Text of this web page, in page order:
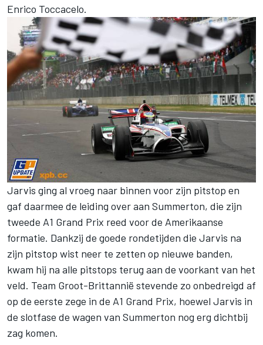
Enrico Toccacelo.
Jarvis ging al vroeg naar binnen voor zijn pitstop en
gaf daarmee de leiding over aan Summerton, die zijn
tweede A1 Grand Prix reed voor de Amerikaanse
formatie. Dankzij de goede rondetijden die Jarvis na
zijn pitstop wist neer te zetten op nieuwe banden,
kwam hij na alle pitstops terug aan de voorkant van het
veld. Team Groot-Brittannië stevende zo onbedreigd af
op de eerste zege in de A1 Grand Prix, hoewel Jarvis in
de slotfase de wagen van Summerton nog erg dichtbij
zag komen.